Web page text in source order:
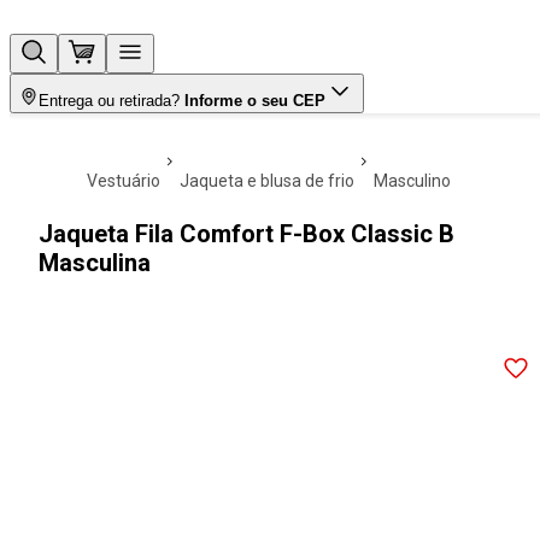
Entrega ou retirada? Informe o seu CEP
vestuário jaqueta e blusa de frio masculino
Jaqueta Fila Comfort F-Box Classic B
Masculina